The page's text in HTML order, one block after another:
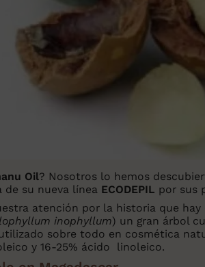
Oil? Nosotros lo hemos
su nueva línea ECODEPIL por sus
atención por la historia que
inophyllum) un gran árbol
sobre todo en cosmética
y 16-25% ácido linoleico.